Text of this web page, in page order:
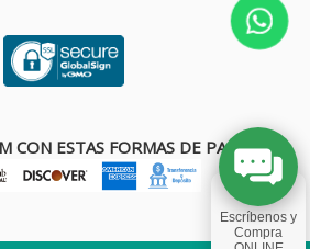
CON ESTAS FORMAS DE PAGO